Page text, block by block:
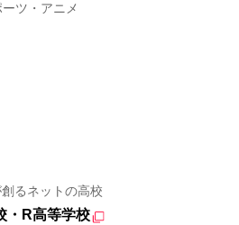
ツ・アニメ
るネットの高校
・R高等学校